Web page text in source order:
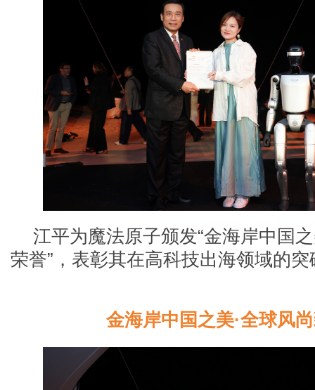
江平为魔法原子颁发“金海岸中国
荣誉”，表彰其在高科技出海领域的突
金海岸中国之美·全球风